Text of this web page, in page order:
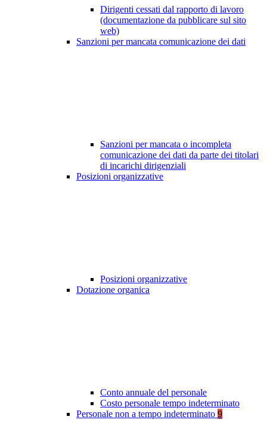
Dirigenti cessati dal rapporto di lavoro
(documentazione da pubblicare sul sito
web)
Sanzioni per mancata comunicazione dei dati
Sanzioni per mancata o incompleta
comunicazione dei dati da parte dei titolari
di incarichi dirigenziali
Posizioni organizzative
Posizioni organizzative
Dotazione organica
Conto annuale del personale
Costo personale tempo indeterminato
Personale non a tempo indeterminato 9